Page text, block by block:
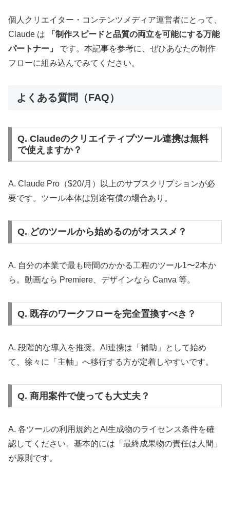
個人クリエイター・コンテンツメディア運営者にとって、
Claude は
「制作スピードと品質の両立を可能にする万能
パートナー」
です。本記事を参考に、ぜひあなたの制作
フローに組み込んでみてください。
よくある質問（FAQ）
Q. Claudeのクリエイティブツール連携は無料
で使えますか？
A. Claude Pro（$20/月）以上のサブスクリプションが必
要です。ツール本体は別途有償の場合あり。
Q. どのツールから始めるのがオススメ？
A. 自分の本業で最も時間のかかる工程のツール1〜2本か
ら。動画なら Premiere、デザインなら Canva 等。
Q. 既存のワークフローを完全置換すべき？
A. 段階的な導入を推奨。AI連携は「補助」として始め
て、徐々に「主軸」へ移行する方が定着しやすいです。
Q. 商用案件で使っても大丈夫？
A. 各ツールの利用規約とAI生成物のライセンス条件を確
認してください。基本的には「最終成果物の責任は人間」
が原則です。